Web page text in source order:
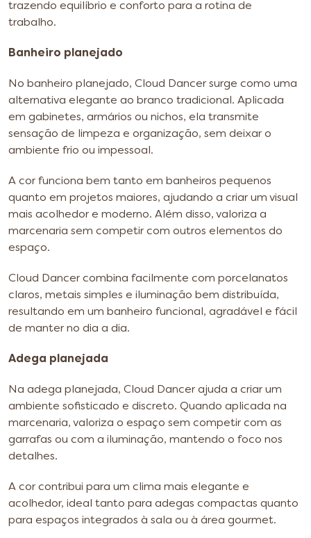
trazendo equilíbrio e conforto para a rotina de
trabalho.
Banheiro planejado
No banheiro planejado, Cloud Dancer surge como uma
alternativa elegante ao branco tradicional. Aplicada
em gabinetes, armários ou nichos, ela transmite
sensação de limpeza e organização, sem deixar o
ambiente frio ou impessoal.
A cor funciona bem tanto em banheiros pequenos
quanto em projetos maiores, ajudando a criar um visual
mais acolhedor e moderno. Além disso, valoriza a
marcenaria sem competir com outros elementos do
espaço.
Cloud Dancer combina facilmente com porcelanatos
claros, metais simples e iluminação bem distribuída,
resultando em um banheiro funcional, agradável e fácil
de manter no dia a dia.
Adega planejada
Na adega planejada, Cloud Dancer ajuda a criar um
ambiente sofisticado e discreto. Quando aplicada na
marcenaria, valoriza o espaço sem competir com as
garrafas ou com a iluminação, mantendo o foco nos
detalhes.
A cor contribui para um clima mais elegante e
acolhedor, ideal tanto para adegas compactas quanto
para espaços integrados à sala ou à área gourmet.